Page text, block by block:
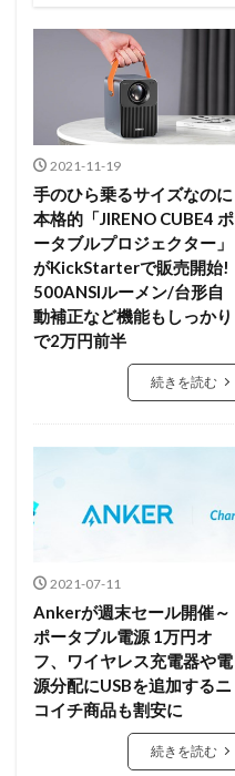
2021-11-19
手のひら乗るサイズなのに
本格的「JIRENO CUBE4 ポ
ータブルプロジェクター」
がKickStarterで販売開始!
500ANSIルーメン/台形自
動補正など機能もしっかり
で2万円前半
続きを読む
2021-07-11
Ankerが週末セール開催～
ポータブル電源 1万円オ
フ、ワイヤレス充電器や電
源分配にUSBを追加するニ
コイチ商品も割安に
続きを読む